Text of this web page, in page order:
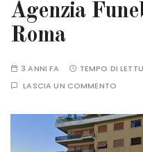
Agenzia
Roma
3 ANNI FA TEMPO DI
LASCIA UN COMMENTO